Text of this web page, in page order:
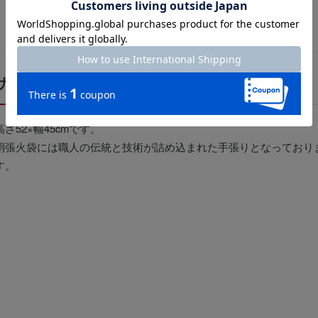
イズについて
さ52×幅45cmです。
張火袋には職人の伝統と技術が詰め込まれた手張りとなっており